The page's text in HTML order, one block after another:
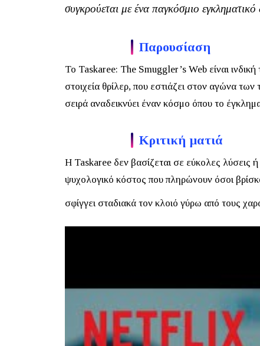
συγκρούεται με ένα παγκόσμιο εγκληματικό
Παρουσίαση
Το Taskaree: The Smuggler’s Webείναι
στοιχεία θρίλερ, που εστιάζει στον αγώνα
σειρά αναδεικνύει έναν κόσμο όπου το
Κριτική ματιά
Η Taskareeδεν βασίζεται σε εύκολες λύσεις
ψυχολογικό κόστος που πληρώνουν όσοι
σφίγγει σταδιακά τον κλοιό γύρω από τους